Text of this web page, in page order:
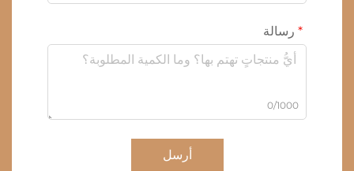
رسالة
0/1000
أرسل